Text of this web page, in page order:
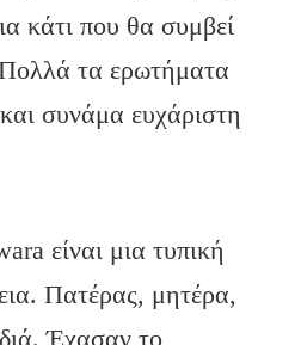
κάτι που θα συμβεί
τα ερωτήματα
συνάμα ευχάριστη
είναι μια τυπική
Πατέρας, μητέρα,
Έχασαν το